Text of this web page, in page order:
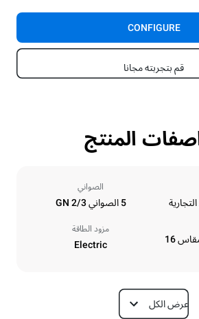
CONFIGURE
قم بتجربته مجانا
المنتج
الصواني
5 الصواني GN 2/3
لوحة تحكم لمسية مقاس 16
مزود الطاقة
Electric
الأبعاد
عرض الكل